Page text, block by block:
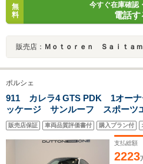
無
料
今すぐ在庫確認
電話す
販売店： Ｍｏｔｏｒｅｎ Ｓａｉｔａｍａ ＢＭＷ Ｐｒ
ポルシェ
911 カレラ4 GTS PDK 1オー
ッケージ サンルーフ スポーツ
ビ サラウンドビューカメラ シ
ズコントロール パワーシート
ライトデザインPKG
販売店保証 車両品質評価書付 購入プラン付
支払総額
2223